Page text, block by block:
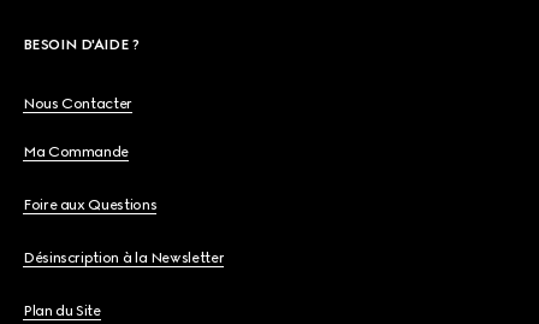
BESOIN D'AIDE ?
Nous Contacter
Ma Commande
Foire aux Questions
Désinscription à la Newsletter
Plan du Site